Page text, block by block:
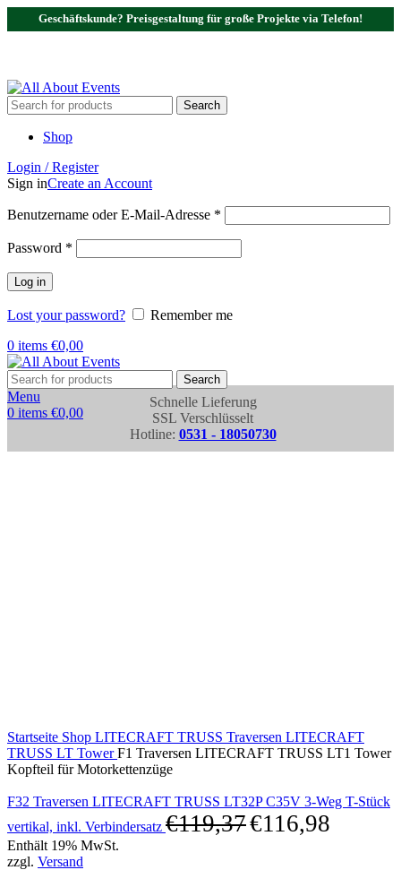
Geschäftskunde? Preisgestaltung für große Projekte via Telefon!
Search
Shop
Login / Register
Sign inCreate an Account
Benutzername oder E-Mail-Adresse *
Password *
Log in
Lost your password?
Remember me
0 items €0,00
Search
Menu
0 items €0,00
Schnelle Lieferung
SSL Verschlüsselt
Hotline: 0531 - 18050730
Startseite Shop LITECRAFT TRUSS Traversen LITECRAFT
TRUSS LT TowerF1 Traversen LITECRAFT TRUSS LT1 Tower
Kopfteil für Motorkettenzüge
F32 Traversen LITECRAFT TRUSS LT32P C35V 3-Weg T-Stück
vertikal, inkl. Verbindersatz €119,37€116,98
Enthält 19% MwSt.
zzgl. Versand